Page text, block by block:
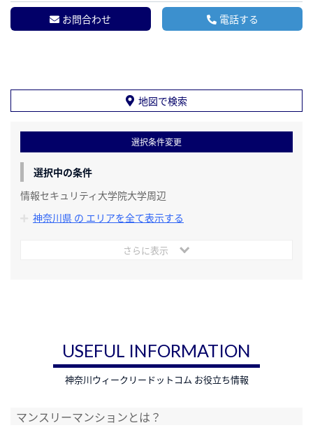
お問合わせ 電話する
地図で検索
選択条件変更
選択中の条件
情報セキュリティ大学院大学周辺
神奈川県 の エリアを全て表示する
さらに表示
USEFUL INFORMATION
神奈川ウィークリードットコム お役立ち情報
マンスリーマンションとは？